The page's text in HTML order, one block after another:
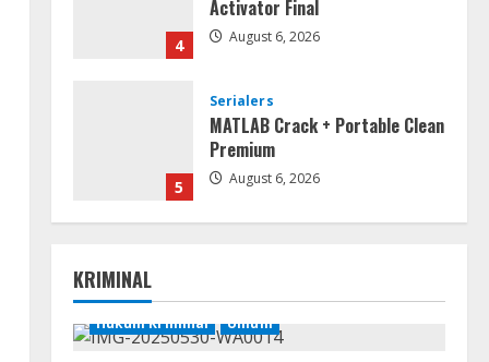
4
Activator Final
August 6, 2026
5
Serialers
MATLAB Crack + Portable Clean
Premium
August 6, 2026
1
Unlimited
August 7, 2026
KRIMINAL
Hukum Kriminal Umum